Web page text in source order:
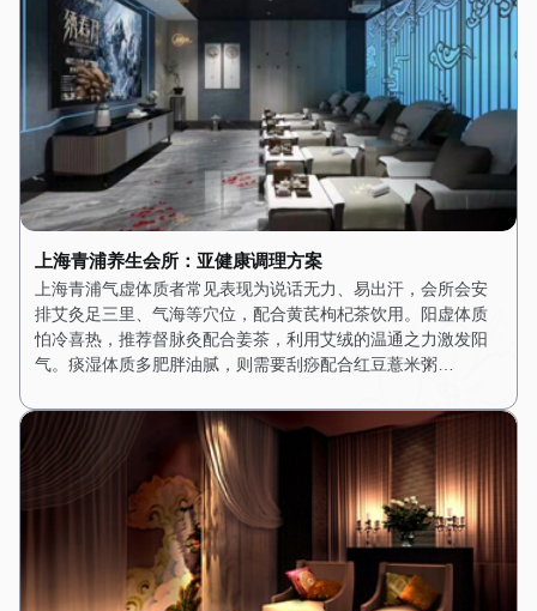
上海青浦养生会所：亚健康调理方案
上海青浦气虚体质者常见表现为说话无力、易出汗，会所会安
排艾灸足三里、气海等穴位，配合黄芪枸杞茶饮用。阳虚体质
怕冷喜热，推荐督脉灸配合姜茶，利用艾绒的温通之力激发阳
气。痰湿体质多肥胖油腻，则需要刮痧配合红豆薏米粥…